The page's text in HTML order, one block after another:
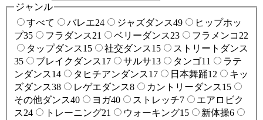
ジャンル
すべて
バレエ24 ジャズダンス49
ヒップホッ
プ35 フラダンス21 ベリーダンス23 フラメンコ 22
タップダンス15 社交ダンス15
ストリートダンス
35
ブレイクダンス17 サルサ13 タンゴ11
ラテ
ンダンス14 タヒチアンダンス17 日本舞踊12
キッ
ズダンス38 レゲエダンス8 カントリーダンス15
その他ダンス40 ヨガ40 ストレッチ7
エアロビク
ス24 トレーニング21 ウォーキング15 新体操6